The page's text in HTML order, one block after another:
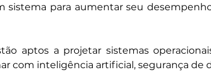
sistema para aumentar seu
aptos a projetar sistemas
com inteligência artificial, segurança de